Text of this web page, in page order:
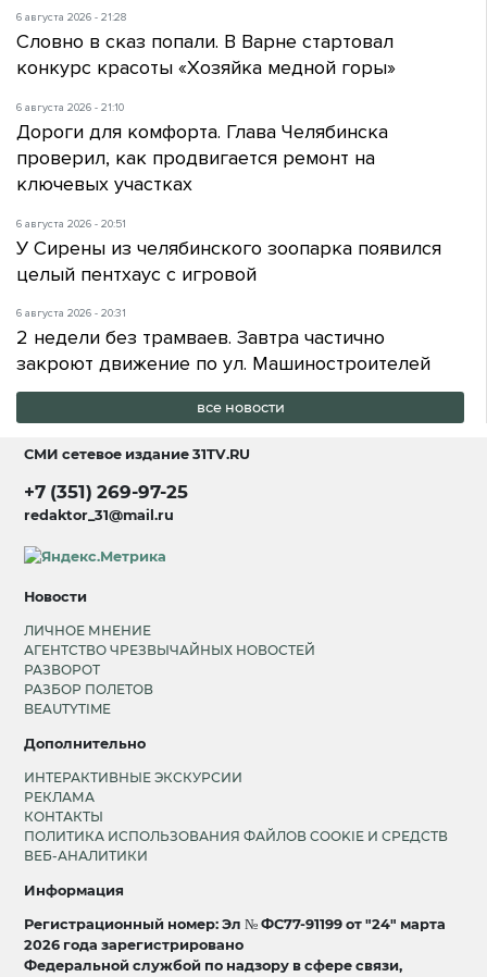
6 августа 2026 - 21:28
Словно в сказ попали. В Варне стартовал
конкурс красоты «Хозяйка медной горы»
6 августа 2026 - 21:10
Дороги для комфорта. Глава Челябинска
проверил, как продвигается ремонт на
ключевых участках
6 августа 2026 - 20:51
У Сирены из челябинского зоопарка появился
целый пентхаус с игровой
6 августа 2026 - 20:31
2 недели без трамваев. Завтра частично
закроют движение по ул. Машиностроителей
все новости
СМИ сетевое издание31TV.RU
+7 (351) 269-97-25
redaktor_31@mail.ru
Новости
ЛИЧНОЕ МНЕНИЕ
АГЕНТСТВО ЧРЕЗВЫЧАЙНЫХ НОВОСТЕЙ
РАЗВОРОТ
РАЗБОР ПОЛЕТОВ
BEAUTYTIME
Дополнительно
ИНТЕРАКТИВНЫЕ ЭКСКУРСИИ
РЕКЛАМА
КОНТАКТЫ
ПОЛИТИКА ИСПОЛЬЗОВАНИЯ ФАЙЛОВ COOKIE И СРЕДСТВ
ВЕБ-АНАЛИТИКИ
Информация
Регистрационный номер: Эл № ФС77-91199 от "24" марта
2026 года зарегистрировано
Федеральной службой по надзору в сфере связи,